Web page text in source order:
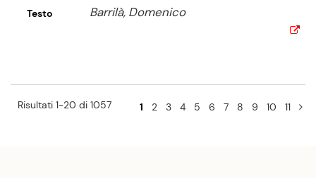
Testo Barrilà, Domenico
Risultati 1-20 di 1057 1 2 3 4 5 6 7 8 9 10 11